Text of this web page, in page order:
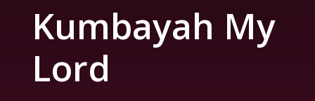
Kumbayah My
Lord